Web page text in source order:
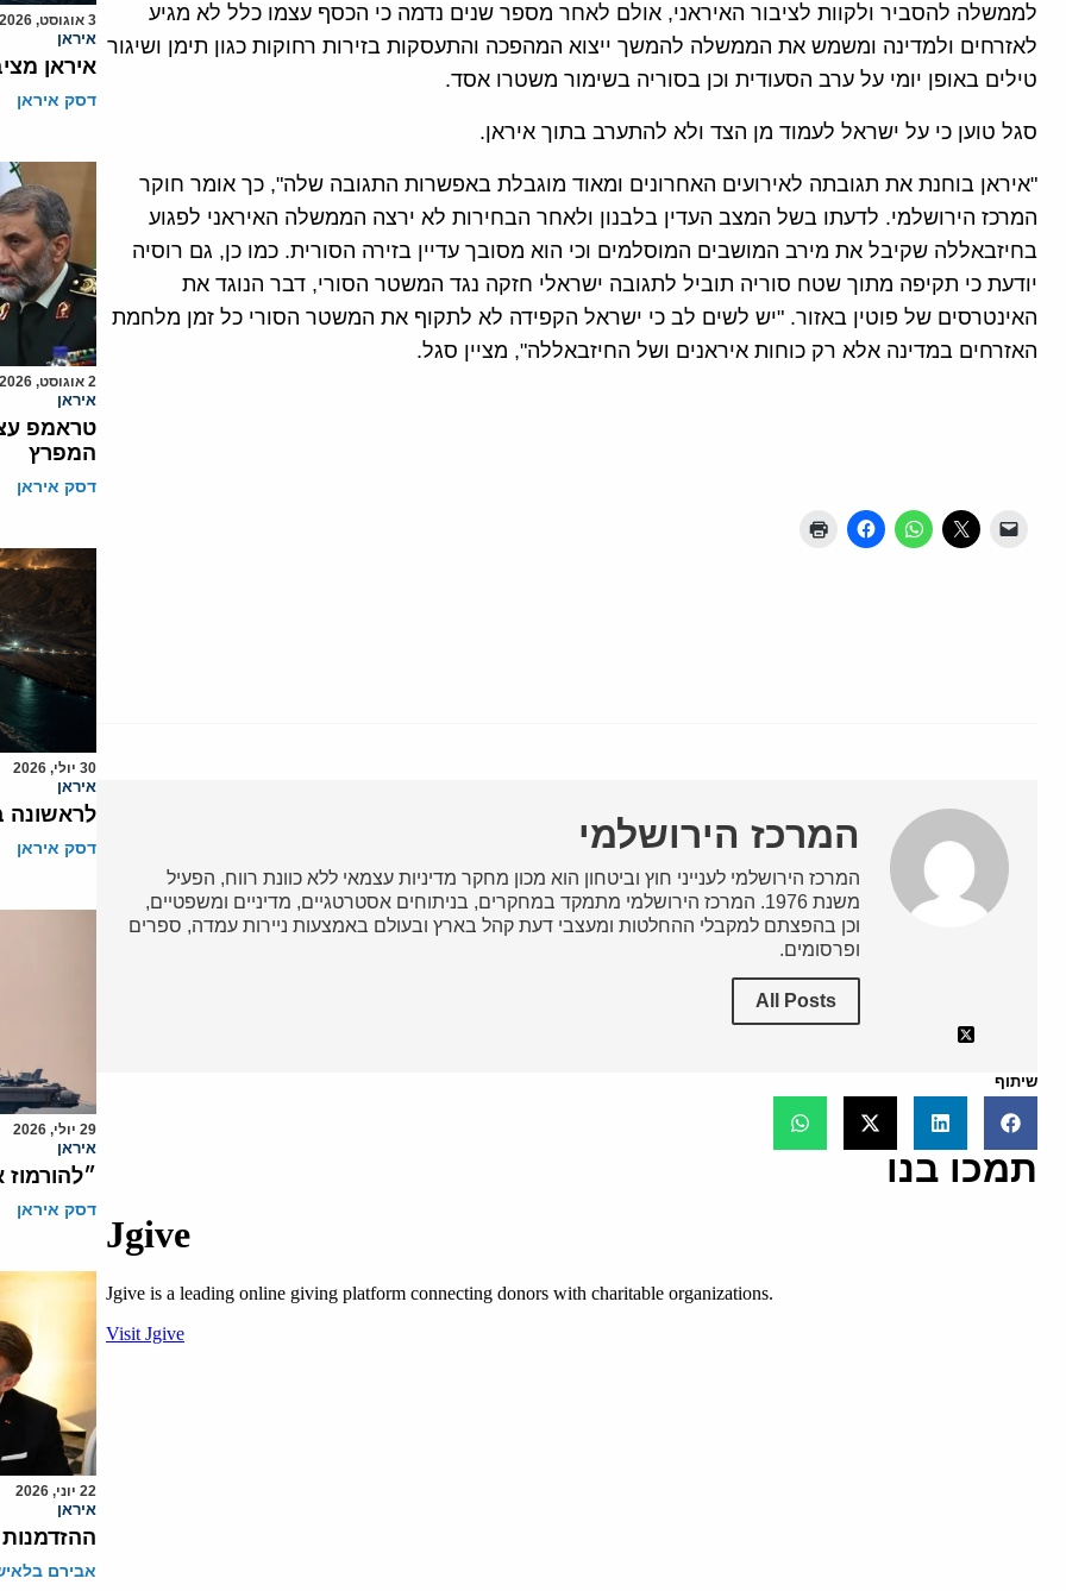
לממשלה להסביר ולקוות לציבור האיראני, אולם לאחר מספר שנים נדמה כי הכסף עצמו כלל לא מגיע
לאזרחים ולמדינה ומשמש את הממשלה להמשך ייצוא המהפכה והתעסקות בזירות רחוקות כגון תימן ושיגור
טילים באופן יומי על ערב הסעודית וכן בסוריה בשימור משטרו אסד.
סגל טוען כי על ישראל לעמוד מן הצד ולא להתערב בתוך איראן.
"איראן בוחנת את תגובתה לאירועים האחרונים ומאוד מוגבלת באפשרות התגובה שלה", כך אומר חוקר
המרכז הירושלמי. לדעתו בשל המצב העדין בלבנון ולאחר הבחירות לא ירצה הממשלה האיראני לפגוע
בחיזבאללה שקיבל את מירב המושבים המוסלמים וכי הוא מסובך עדיין בזירה הסורית. כמו כן, גם רוסיה
יודעת כי תקיפה מתוך שטח סוריה תוביל לתגובה ישראלי חזקה נגד המשטר הסורי, דבר הנוגד את
האינטרסים של פוטין באזור. "יש לשים לב כי ישראל הקפידה לא לתקוף את המשטר הסורי כל זמן מלחמת
האזרחים במדינה אלא רק כוחות איראנים ושל החיזבאללה", מציין סגל.
המרכז הירושלמי
המרכז הירושלמי לענייני חוץ וביטחון הוא מכון מחקר מדיניות עצמאי ללא כוונת רווח, הפעיל
משנת 1976. המרכז הירושלמי מתמקד במחקרים, בניתוחים אסטרטגיים, מדיניים ומשפטיים,
וכן בהפצתם למקבלי ההחלטות ומעצבי דעת קהל בארץ ובעולם באמצעות ניירות עמדה, ספרים
ופרסומים.
All Posts
שיתוף
תמכו בנו
3 אוגוסט, 2026
איראן
איראן
דסק איראן
2 אוגוסט, 2026
איראן
טראמפ
המפרץ
דסק איראן
30 יולי, 2026
איראן
לראשונה
דסק איראן
29 יולי, 2026
איראן
דסק איראן
22 יוני, 2026
איראן
אבירם